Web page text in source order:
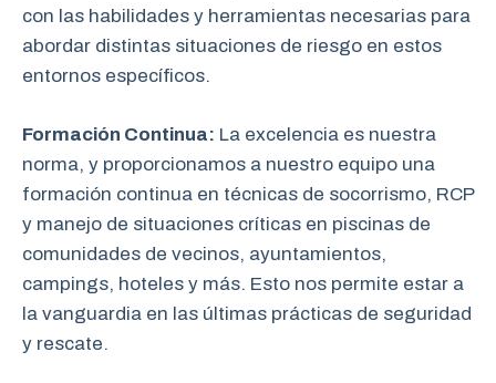
con las habilidades y herramientas necesarias para
abordar distintas situaciones de riesgo en estos
entornos específicos.
Formación Continua: La excelencia es nuestra
norma, y proporcionamos a nuestro equipo una
formación continua en técnicas de socorrismo, RCP
y manejo de situaciones críticas en piscinas de
comunidades de vecinos, ayuntamientos,
campings, hoteles y más. Esto nos permite estar a
la vanguardia en las últimas prácticas de seguridad
y rescate.